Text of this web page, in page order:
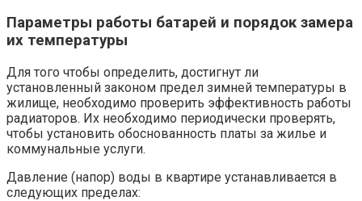
Параметры работы батарей и порядок замера
их температуры
Для того чтобы определить, достигнут ли
установленный законом предел зимней температуры в
жилище, необходимо проверить эффективность работы
радиаторов. Их необходимо периодически проверять,
чтобы установить обоснованность платы за жилье и
коммунальные услуги.
Давление (напор) воды в квартире устанавливается в
следующих пределах: